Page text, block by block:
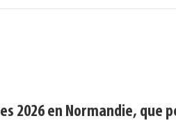
2026 en Normandie, que